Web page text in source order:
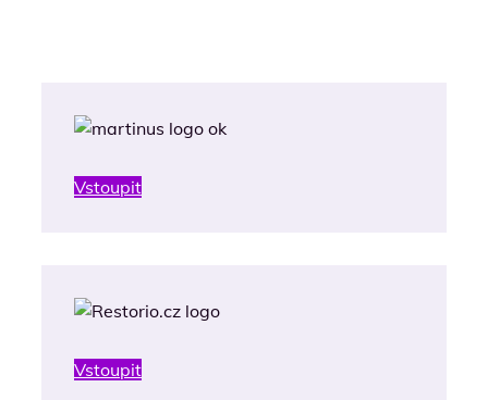
Vstoupit
Vstoupit